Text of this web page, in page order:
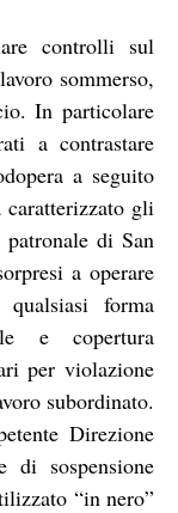
controlli sul
sommerso,
In particolare
a contrastare
a seguito
gli
patronale di San
a operare
forma
e copertura
per violazione
subordinato.
Direzione
di sospensione
“in nero”